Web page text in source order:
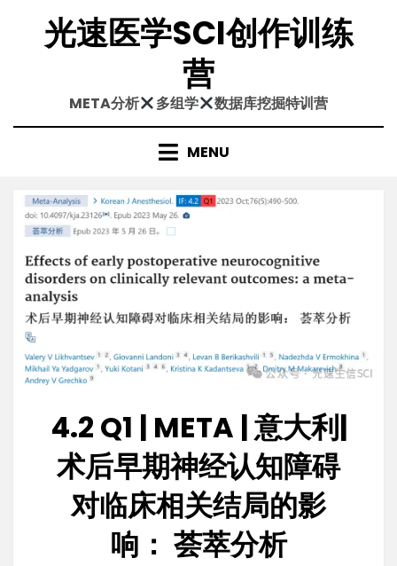
content光速医学SCI创作训练
营
META分析 多组学 数据库挖掘特训营
MENU
4.2 Q1 | META | 意大利|
术后早期神经认知障碍
对临床相关结局的影
响： 荟萃分析